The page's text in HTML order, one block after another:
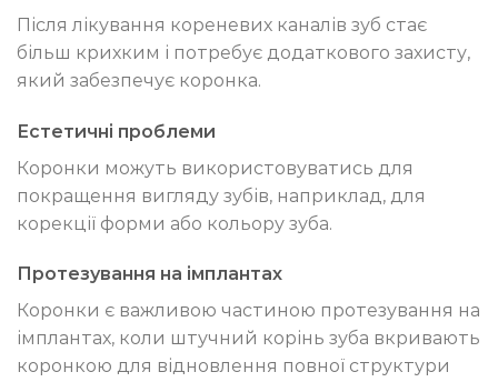
Після лікування кореневих каналів зуб стає
більш крихким і потребує додаткового захисту,
який забезпечує коронка.
Естетичні проблеми
Коронки можуть використовуватись для
покращення вигляду зубів, наприклад, для
корекції форми або кольору зуба.
Протезування на імплантах
Коронки є важливою частиною протезування на
імплантах, коли штучний корінь зуба вкривають
коронкою для відновлення повної структури